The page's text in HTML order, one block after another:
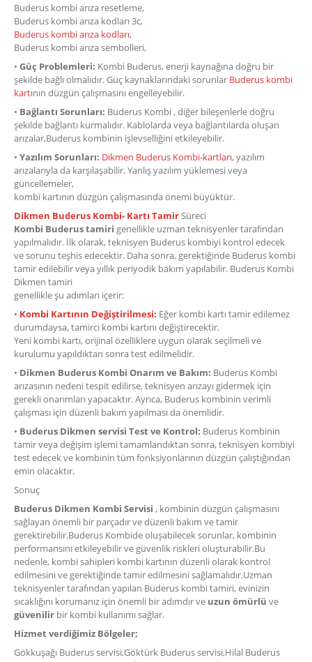
Buderus kombi arıza resetleme,
Buderus kombi arıza kodları 3c,
Buderus kombi arıza kodları,
Buderus kombi arıza sembolleri,
• Güç Problemleri: Kombi Buderus, enerji kaynağına doğru bir
şekilde bağlı olmalıdır. Güç kaynaklarındaki sorunlar Buderus kombi
kartının düzgün çalışmasını engelleyebilir.
• Bağlantı Sorunları: Buderus Kombi , diğer bileşenlerle doğru
şekilde bağlantı kurmalıdır. Kablolarda veya bağlantılarda oluşan
arızalar,Buderus kombinin işlevselliğini etkileyebilir.
• Yazılım Sorunları: Dikmen Buderus Kombi-kartları, yazılım
arızalarıyla da karşılaşabilir. Yanlış yazılım yüklemesi veya
güncellemeler,
kombi kartının düzgün çalışmasında önemi büyüktür.
Dikmen Buderus Kombi- Kartı Tamir Süreci
Kombi Buderus tamiri genellikle uzman teknisyenler tarafından
yapılmalıdır. İlk olarak, teknisyen Buderus kombiyi kontrol edecek
ve sorunu teşhis edecektir. Daha sonra, gerektiğinde Buderus kombi
tamir edilebilir veya yıllık periyodik bakım yapılabilir. Buderus Kombi
Dikmen tamiri
genellikle şu adımları içerir:
• Kombi Kartının Değiştirilmesi: Eğer kombi kartı tamir edilemez
durumdaysa, tamirci kombi kartını değiştirecektir.
Yeni kombi kartı, orijinal özelliklere uygun olarak seçilmeli ve
kurulumu yapıldıktan sonra test edilmelidir.
• Dikmen Buderus Kombi Onarım ve Bakım: Buderus Kombi
arızasının nedeni tespit edilirse, teknisyen arızayı gidermek için
gerekli onarımları yapacaktır. Ayrıca, Buderus kombinin verimli
çalışması için düzenli bakım yapılması da önemlidir.
• Buderus Dikmen servisi Test ve Kontrol: Buderus Kombinin
tamir veya değişim işlemi tamamlandıktan sonra, teknisyen kombiyi
test edecek ve kombinin tüm fonksiyonlarının düzgün çalıştığından
emin olacaktır.
Sonuç
Buderus Dikmen Kombi Servisi , kombinin düzgün çalışmasını
sağlayan önemli bir parçadır ve düzenli bakım ve tamir
gerektirebilir.Buderus Kombide oluşabilecek sorunlar, kombinin
performansını etkileyebilir ve güvenlik riskleri oluşturabilir.Bu
nedenle, kombi sahipleri kombi kartının düzenli olarak kontrol
edilmesini ve gerektiğinde tamir edilmesini sağlamalıdır.Uzman
teknisyenler tarafından yapılan Buderus kombi tamiri, evinizin
sıcaklığını korumanız için önemli bir adımdır ve uzun ömürlü ve
güvenilir bir kombi kullanımı sağlar.
Hizmet verdiğimiz Bölgeler;
Gökkuşağı Buderus servisi,Göktürk Buderus servisi,Hilal Buderus